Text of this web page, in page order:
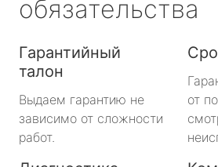
обязательства
Гарантийный
талон
Выдаем гарантию не
зависимо от сложности
работ.
от